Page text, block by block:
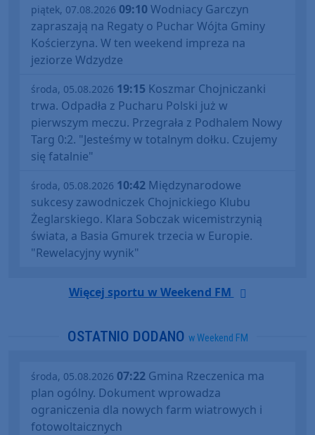
piątek, 07.08.2026 09:10Wodniacy Garczyn
zapraszają na Regaty o Puchar Wójta Gminy
Kościerzyna. W ten weekend impreza na
jeziorze Wdzydze
środa, 05.08.2026 19:15 Koszmar Chojniczanki
trwa. Odpadła z Pucharu Polski już w
pierwszym meczu. Przegrała z Podhalem Nowy
Targ 0:2. "Jesteśmy w totalnym dołku. Czujemy
się fatalnie"
środa, 05.08.2026 10:42 Międzynarodowe
sukcesy zawodniczek Chojnickiego Klubu
Żeglarskiego. Klara Sobczak wicemistrzynią
świata, a Basia Gmurek trzecia w Europie.
"Rewelacyjny wynik"
Więcej sportu w Weekend FM
OSTATNIO DODANO w Weekend FM
środa, 05.08.2026 07:22 Gmina Rzeczenica ma
plan ogólny. Dokument wprowadza
ograniczenia dla nowych farm wiatrowych i
fotowoltaicznych